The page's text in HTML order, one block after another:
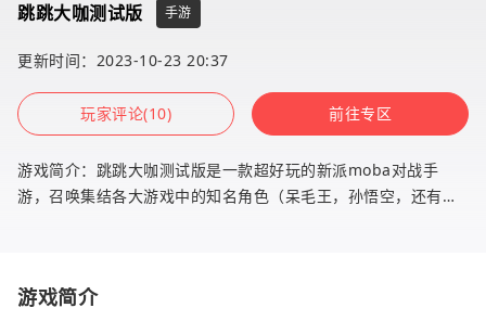
跳跳大咖测试版 手游
更新时间：2023-10-23 20:37
玩家评论(10) 前往专区
游戏简介：跳跳大咖测试版是一款超好玩的新派moba对战手
游，召唤集结各大游戏中的知名角色（呆毛王，孙悟空，还有各
游戏简介